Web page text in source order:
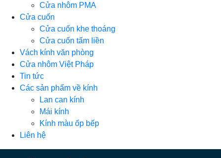
Cửa nhôm PMA
Cửa cuốn
Cửa cuốn khe thoáng
Cửa cuốn tấm liền
Vách kính văn phòng
Cửa nhôm Việt Pháp
Tin tức
Các sản phẩm về kính
Lan can kính
Mái kính
Kính màu ốp bếp
Liên hệ